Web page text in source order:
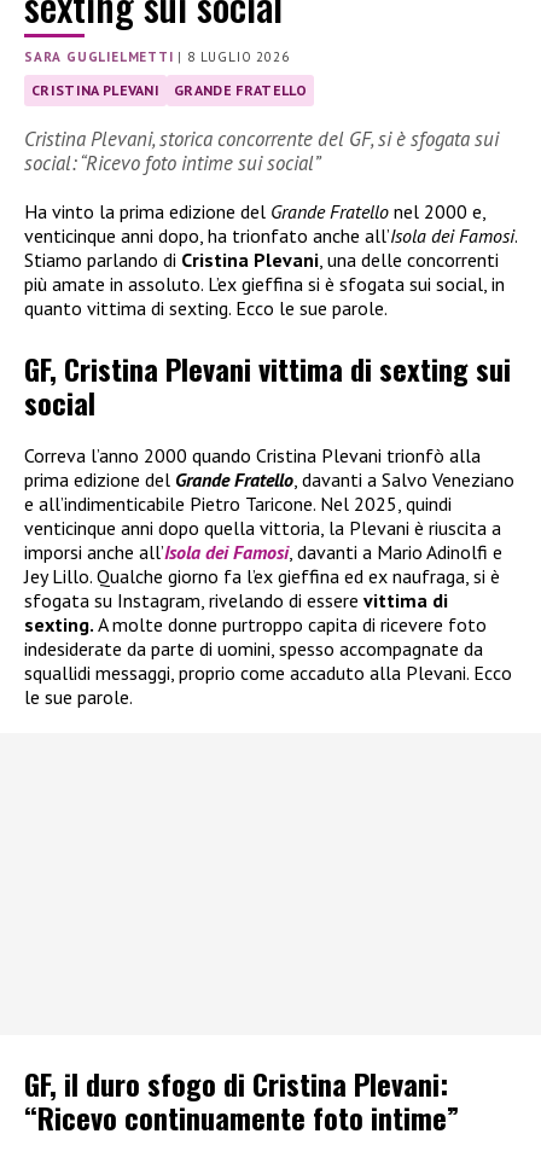
SARA GUGLIELMETTI | 8 LUGLIO 2026
CRISTINA PLEVANI GRANDE FRATELLO
Cristina Plevani, storica concorrente del GF, si è sfogata sui
social: “Ricevo foto intime sui social”
Ha vinto la prima edizione del Grande Fratello nel 2000 e,
venticinque anni dopo, ha trionfato anche all’Isola dei Famosi.
Stiamo parlando di Cristina Plevani , una delle concorrenti
più amate in assoluto. L’ex gieffina si è sfogata sui social, in
quanto vittima di sexting. Ecco le sue parole.
GF, Cristina Plevani vittima di sexting sui
social
Correva l’anno 2000 quando Cristina Plevani trionfò alla
prima edizione del Grande Fratello , davanti a Salvo Veneziano
e all’indimenticabile Pietro Taricone. Nel 2025, quindi
venticinque anni dopo quella vittoria, la Plevani è riuscita a
imporsi anche all’Isola dei Famosi, davanti a Mario Adinolfi e
Jey Lillo. Qualche giorno fa l’ex gieffina ed ex naufraga, si è
sfogata su Instagram, rivelando di essere vittima di
sexting. A molte donne purtroppo capita di ricevere foto
indesiderate da parte di uomini, spesso accompagnate da
squallidi messaggi, proprio come accaduto alla Plevani. Ecco
le sue parole.
GF, il duro sfogo di Cristina Plevani:
“Ricevo continuamente foto intime”